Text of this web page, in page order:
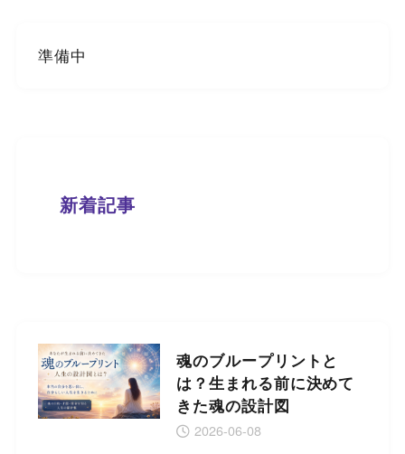
準備中
新着記事
魂のブループリントと
は？生まれる前に決めて
きた魂の設計図
2026-06-08